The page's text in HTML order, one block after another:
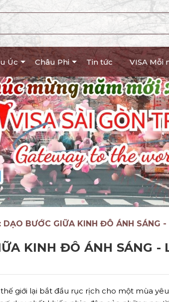
Úc Châu Phi Tin tức VISA Mỗi
DẠO BƯỚC GIỮA KINH ĐÔ ÁNH SÁNG
KINH ĐÔ ÁNH SÁNG
giới lại bắt đầu rục rịch cho một mùa